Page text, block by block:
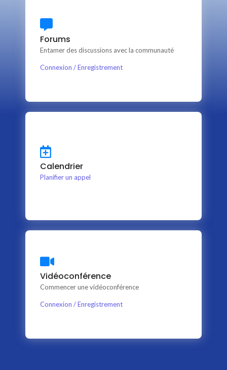
Forums
Entamer des discussions avec la communauté
Connexion / Enregistrement
This is backend content. Lorem ipsum dolor sit amet.
Calendrier
Planifier un appel
This is backend content. Lorem ipsum dolor sit amet.
Vidéoconférence
Commencer une vidéoconférence
Connexion / Enregistrement
Content Writing
This is backend content. Lorem ipsum dolor sit amet.